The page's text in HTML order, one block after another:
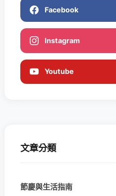
Facebook
Instagram
Youtube
文章分類
節慶與生活指南